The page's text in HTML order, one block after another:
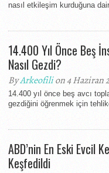
nasıl etkileşim kurduğuna
14.400 Yıl Önce Beş
Nasıl Gezdi?
ByArkeofilion 4 Haziran
14.400 yıl önce beş avcı
gezdiğini öğrenmek için
ABD’nin En Eski Evcil
Keşfedildi